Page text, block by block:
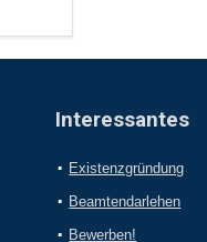
Interessantes
Existenzgründung
Beamtendarlehen
Bewerben!